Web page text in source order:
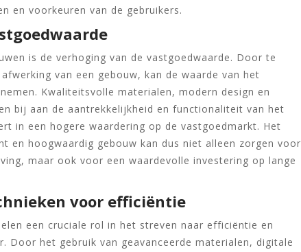
en voorkeuren van de gebruikers.
is de verhoging van de vastgoedwaarde. Door te
van een gebouw, kan de waarde van het
Kwaliteitsvolle materialen, modern design en
bij aan de aantrekkelijkheid en functionaliteit van het
in een hogere waardering op de vastgoedmarkt. Het
en hoogwaardig gebouw kan dus niet alleen zorgen voor
maar ook voor een waardevolle investering op lange
voor efficiëntie
een cruciale rol in het streven naar efficiëntie en
Door het gebruik van geavanceerde materialen, digitale